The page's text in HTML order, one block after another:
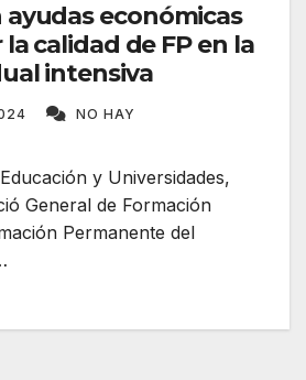
ayudas económicas
calidad de FP en la
intensiva
NO HAY
y Universidades,
General de Formación
Permanente del